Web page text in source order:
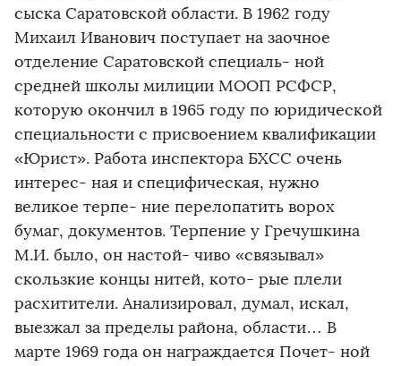
сыска Саратовской области. В 1962 году
Михаил Иванович поступает на заочное
отделение Саратовской специаль- ной
средней школы милиции МООП РСФСР,
которую окончил в 1965 году по юридической
специальности с присвоением квалификации
«Юрист». Работа инспектора БХСС очень
интерес- ная и специфическая, нужно
великое терпе- ние перелопатить ворох
бумаг, документов. Терпение у Гречушкина
М.И. было, он настой- чиво «связывал»
скользкие концы нитей, кото- рые плели
расхитители. Анализировал, думал, искал,
выезжал за пределы района, области… В
марте 1969 года он награждается Почет- ной